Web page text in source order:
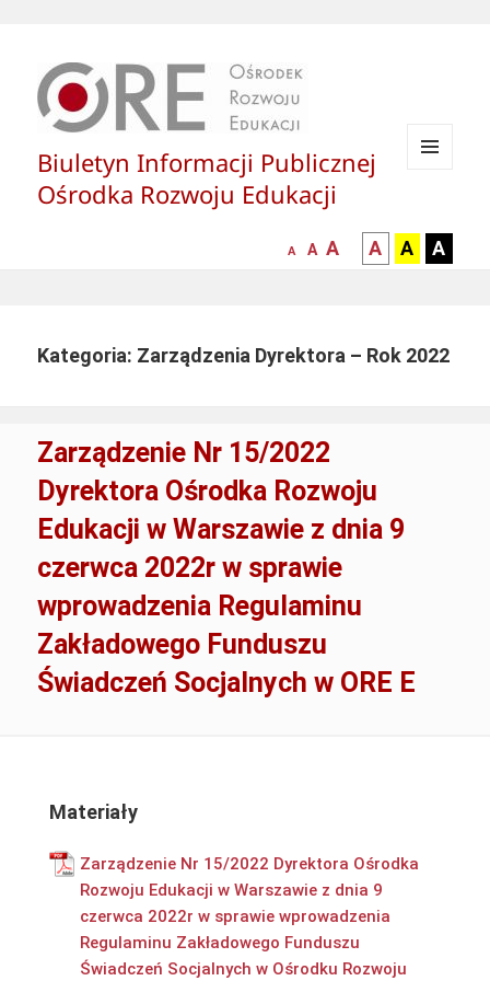
Biuletyn Informacji Publicznej
Ośrodka Rozwoju Edukacji
mniejsza
A
normalna
A
większa-
czcionka
A
kontrast
czarny
tle
A
kontrast
czarny
tle
A
żółty
tle
A
Kategoria: Zarządzenia Dyrektora – Rok 2022
Zarządzenie Nr 15/2022
Dyrektora Ośrodka Rozwoju
Edukacji w Warszawie z dnia 9
czerwca 2022r w sprawie
wprowadzenia Regulaminu
Zakładowego Funduszu
Świadczeń Socjalnych w ORE E
Materiały
Zarządzenie Nr 15/2022 Dyrektora Ośrodka
Rozwoju Edukacji w Warszawie z dnia 9
czerwca 2022r w sprawie wprowadzenia
Regulaminu Zakładowego Funduszu
Świadczeń Socjalnych w Ośrodku Rozwoju